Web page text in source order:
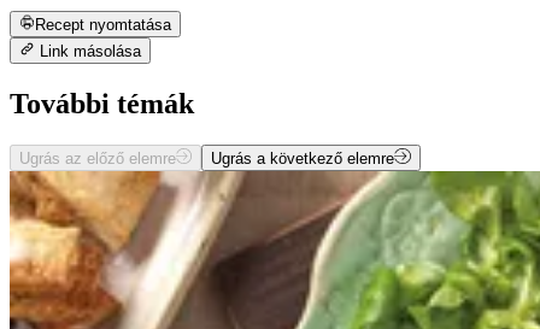
Recept nyomtatása
Link másolása
További témák
Ugrás az előző elemre Ugrás a következő elemre